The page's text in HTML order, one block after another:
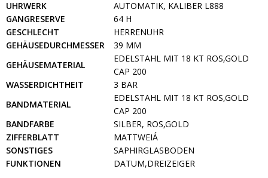
UHRWERK
AUTOMATIK, KALIBER L888
GANGRESERVE
64 H
GESCHLECHT
HERRENUHR
GEHÄUSEDURCHMESSER
39 MM
GEHÄUSEMATERIAL
EDELSTAHL MIT 18 KT ROS‚GOLD
CAP 200
WASSERDICHTHEIT
3 BAR
BANDMATERIAL
EDELSTAHL MIT 18 KT ROS‚GOLD
CAP 200
BANDFARBE
SILBER, ROS‚GOLD
ZIFFERBLATT
MATTWEIÁ
SONSTIGES
SAPHIRGLASBODEN
FUNKTIONEN
DATUM,DREIZEIGER